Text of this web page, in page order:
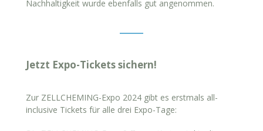
Nachhaltigkeit wurde ebenfalls gut angenommen.
Jetzt Expo-Tickets sichern!
Zur ZELLCHEMING-Expo 2024 gibt es erstmals all-
inclusive Tickets für alle drei Expo-Tage: